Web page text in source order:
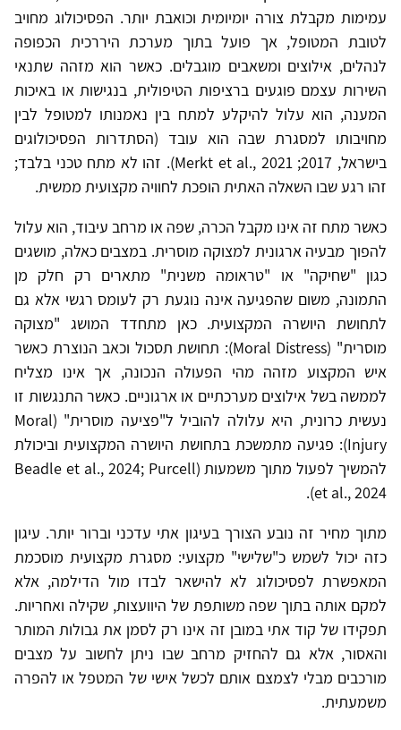
עמימות מקבלת צורה יומיומית וכואבת יותר. הפסיכולוג מחויב
לטובת המטופל, אך פועל בתוך מערכת היררכית הכפופה
לנהלים, אילוצים ומשאבים מוגבלים. כאשר הוא מזהה שתנאי
השירות עצמם פוגעים ברציפות הטיפולית, בנגישות או באיכות
המענה, הוא עלול להיקלע למתח בין נאמנותו למטופל לבין
מחויבותו למסגרת שבה הוא עובד (הסתדרות הפסיכולוגים
בישראל, 2017; Merkt et al., 2021). זהו לא מתח טכני בלבד;
זהו רגע שבו השאלה האתית הופכת לחוויה מקצועית ממשית.
כאשר מתח זה אינו מקבל הכרה, שפה או מרחב עיבוד, הוא עלול
להפוך מבעיה ארגונית למצוקה מוסרית. במצבים כאלה, מושגים
כגון "שחיקה" או "טראומה משנית" מתארים רק חלק מן
התמונה, משום שהפגיעה אינה נוגעת רק לעומס רגשי אלא גם
לתחושת היושרה המקצועית. כאן מתחדד המושג "מצוקה
מוסרית" (Moral Distress): תחושת תסכול וכאב הנוצרת כאשר
איש המקצוע מזהה מהי הפעולה הנכונה, אך אינו מצליח
לממשה בשל אילוצים מערכתיים או ארגוניים. כאשר התנגשות זו
נעשית כרונית, היא עלולה להוביל ל"פציעה מוסרית" (Moral
Injury): פגיעה מתמשכת בתחושת היושרה המקצועית וביכולת
להמשיך לפעול מתוך משמעות (Beadle et al., 2024; Purcell
et al., 2024).
מתוך מחיר זה נובע הצורך בעיגון אתי עדכני וברור יותר. עיגון
כזה יכול לשמש כ"שלישי" מקצועי: מסגרת מקצועית מוסכמת
המאפשרת לפסיכולוג לא להישאר לבדו מול הדילמה, אלא
למקם אותה בתוך שפה משותפת של היוועצות, שקילה ואחריות.
תפקידו של קוד אתי במובן זה אינו רק לסמן את גבולות המותר
והאסור, אלא גם להחזיק מרחב שבו ניתן לחשוב על מצבים
מורכבים מבלי לצמצם אותם לכשל אישי של המטפל או להפרה
משמעתית.